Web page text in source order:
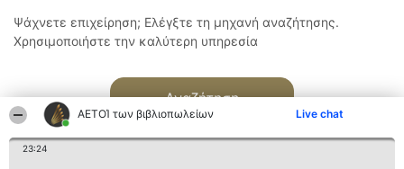
ΑΕΤΟΊ των βιβλιοπωλείων Live chat
23:24
Ψάχνετε επιχείρηση; Ελέγξτε τη μηχανή αναζήτησης.
Χρησιμοποιήστε την καλύτερη υπηρεσία
Αναζήτηση